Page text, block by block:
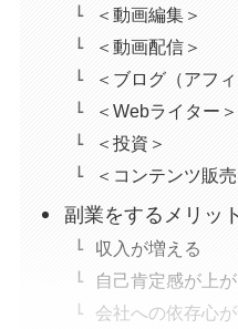
＜動画編集＞
＜動画配信＞
＜ブログ（アフ
＜Webライター＞
＜投資＞
＜コンテンツ販売
副業をするメリッ
収入が増える
自己肯定感が上
会社への依存心